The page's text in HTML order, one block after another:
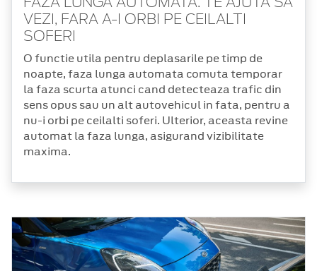
VEZI, FARA A-I ORBI PE CEILALTI
SOFERI
O functie utila pentru deplasarile pe timp de
noapte, faza lunga automata comuta temporar
la faza scurta atunci cand detecteaza trafic din
sens opus sau un alt autovehicul in fata, pentru a
nu-i orbi pe ceilalti soferi. Ulterior, aceasta revine
automat la faza lunga, asigurand vizibilitate
maxima.